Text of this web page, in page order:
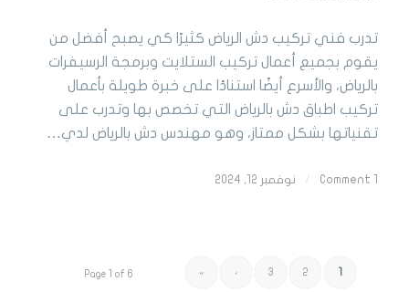
تدرب فني تركيب دش الرياض كثيرًا كي يصبح أفضل من
يقوم بجميع أعمال تركيب الستلايت وبرمجة الرسيفرات
بالرياض، والأسرع أيضًا استنادًا على خبرة طويلة بأعمال
تركيب اطباق دش بالرياض التي تخصص بها وتدرب على
تقنياتها بشكل ممتاز، وهو مهندس دش بالرياض لدي…
/ نوفمبر 12, 2024
Page 1 of 6 2
3
›
»